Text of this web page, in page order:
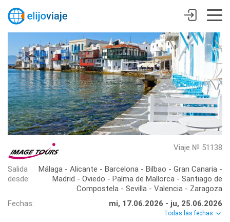
Viaje № 51138
Salida
desde:
Málaga - Alicante - Barcelona - Bilbao - Gran Canaria -
Madrid - Oviedo - Palma de Mallorca - Santiago de
Compostela - Sevilla - Valencia - Zaragoza
Fechas:
mi, 17.06.2026 - ju, 25.06.2026
Todas las fechas